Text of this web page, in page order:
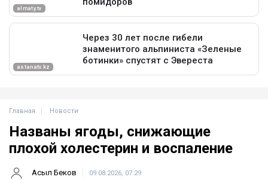
Главная Новости
Названы ягоды, снижающие
плохой холестерин и воспаление
Асыл Беков 09.08.2026, 07:29